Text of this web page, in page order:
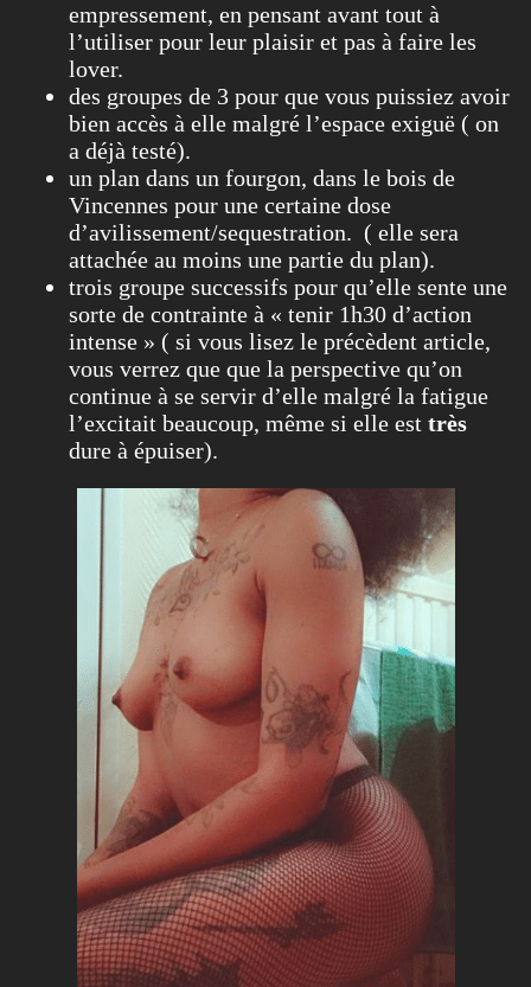
empressement, en pensant avant tout à
l’utiliser pour leur plaisir et pas à faire les
lover.
des groupes de 3 pour que vous puissiez avoir
bien accès à elle malgré l’espace exiguë ( on
a déjà testé).
un plan dans un fourgon, dans le bois de
Vincennes pour une certaine dose
d’avilissement/sequestration. ( elle sera
attachée au moins une partie du plan).
trois groupe successifs pour qu’elle sente une
sorte de contrainte à « tenir 1h30 d’action
intense » ( si vous lisez le précèdent article,
vous verrez que que la perspective qu’on
continue à se servir d’elle malgré la fatigue
l’excitait beaucoup, même si elle est très
dure à épuiser).